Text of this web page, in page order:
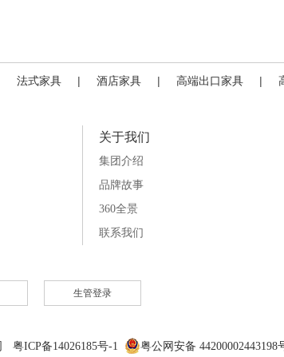
法式家具 | 酒店家具 | 高端出口家具 |
关于我们
集团介绍
品牌故事
360全景
联系我们
生管登录
ICP备14026185号-1 粤公网安备 44200002443198